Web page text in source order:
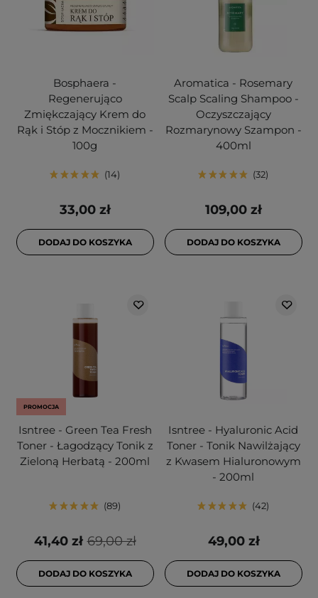
Bosphaera -
Regenerująco
Zmiękczający Krem do
Rąk i Stóp z Mocznikiem -
100g
14
33,00 zł
DODAJ DO KOSZYKA
Aromatica - Rosemary
Scalp Scaling Shampoo -
Oczyszczający
Rozmarynowy Szampon -
400ml
32
109,00 zł
DODAJ DO KOSZYKA
PROMOCJA
Isntree - Green Tea Fresh
Toner - Łagodzący Tonik z
Zieloną Herbatą - 200ml
89
69,00 zł
41,40 zł
DODAJ DO KOSZYKA
Isntree - Hyaluronic Acid
Toner - Tonik Nawilżający
z Kwasem Hialuronowym
- 200ml
42
49,00 zł
DODAJ DO KOSZYKA